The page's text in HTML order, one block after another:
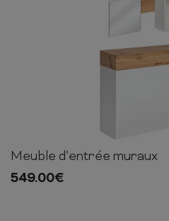
80cm 100cm
Meuble d’entrée muraux
549.00€